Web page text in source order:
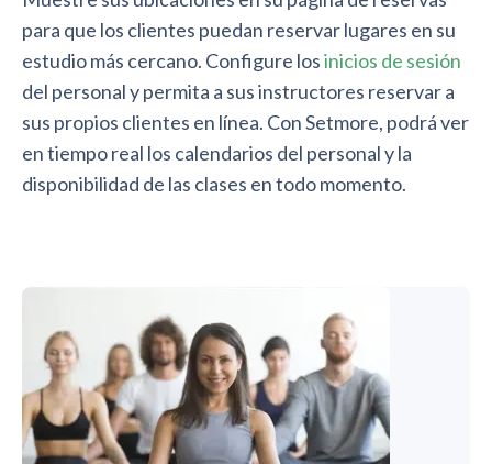
para que los clientes puedan reservar lugares en su
estudio más cercano. Configure losinicios de sesión
del personal y permita a sus instructores reservar a
sus propios clientes en línea. Con Setmore, podrá ver
en tiempo real los calendarios del personal y la
disponibilidad de las clases en todo momento.